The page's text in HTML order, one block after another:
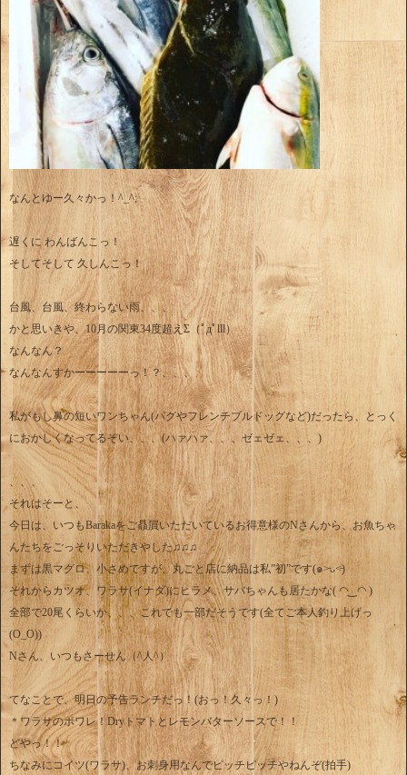
なんとゆー久々かっ！^_^;
遅くに わんばんこっ！
そしてそして 久しんこっ！
台風、台風、終わらない雨、、、
かと思いきや、10月の関東34度超えΣ（ﾟдﾟlll）
なんなん？
なんなんすかーーーーーっ！？、、、
私がもし鼻の短いワンちゃん(パグやフレンチブルドッグなど)だったら、とっく
におかしくなってるぞい、、、(ハァハァ、、、ゼェゼェ、、、)
、、、
それはそーと、
今日は、いつもBarakaをご贔屓いただいているお得意様のNさんから、お魚ちゃ
んたちをごっそりいただきやした♫♫♫
まずは黒マグロ、小さめですが、丸ごと店に納品は私”初”です(๑˃̵ᴗ˂̵)
それからカツオ、ワラサ(イナダ)にヒラメ、サバちゃんも居たかな( ◠‿◠ )
全部で20尾くらいか、、、これでも一部だそうです(全てご本人釣り上げっ
(O_O))
Nさん、いつもさーせん（^人^）
てなことで、明日の予告ランチだっ！(おっ！久々っ！)
＊ワラサのポワレ！Dryトマトとレモンバターソースで！！
どやっ！！
ちなみにコイツ(ワラサ)、お刺身用なんでピッチピッチやねんぞ(拍手)